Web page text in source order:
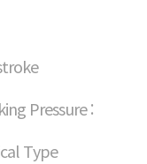
Pressure :
Type